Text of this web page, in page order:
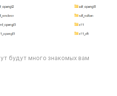
будут много знакомых вам